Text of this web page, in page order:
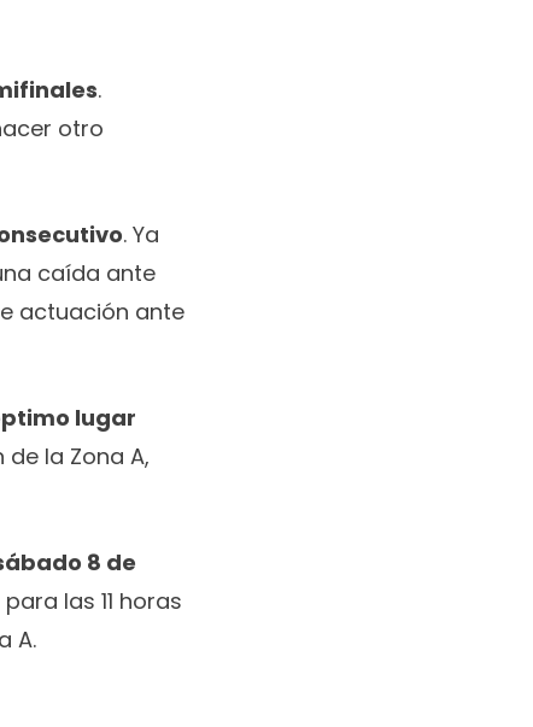
.
otro
. Ya
caída ante
actuación ante
lugar
la Zona A,
8 de
las 11 horas
A.